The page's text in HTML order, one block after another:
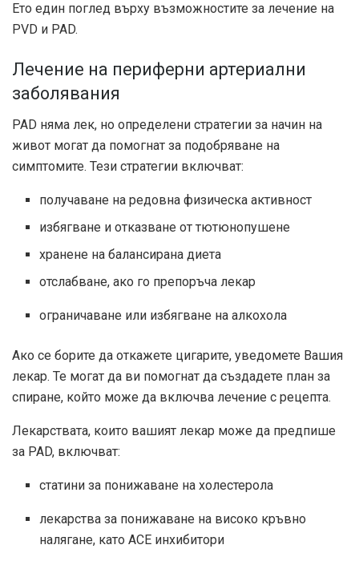
Ето един поглед върху възможностите за лечение на
PVD и PAD.
Лечение на периферни артериални
заболявания
PAD няма лек, но определени стратегии за начин на
живот могат да помогнат за подобряване на
симптомите. Тези стратегии включват:
получаване на редовна физическа активност
избягване и отказване от тютюнопушене
хранене на балансирана диета
отслабване, ако го препоръча лекар
ограничаване или избягване на алкохола
Ако се борите да откажете цигарите, уведомете Вашия
лекар. Те могат да ви помогнат да създадете план за
спиране, който може да включва лечение с рецепта.
Лекарствата, които вашият лекар може да предпише
за PAD, включват:
статини за понижаване на холестерола
лекарства за понижаване на високо кръвно
налягане, като АСЕ инхибитори